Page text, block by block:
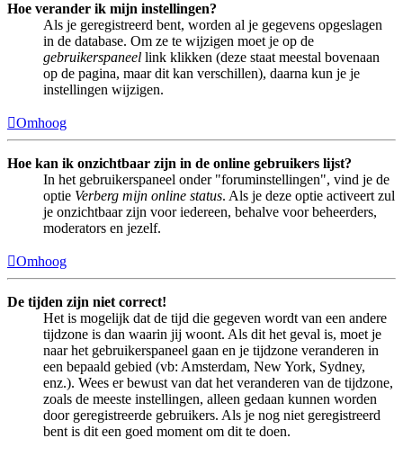
Hoe verander ik mijn instellingen?
Als je geregistreerd bent, worden al je gegevens opgeslagen
in de database. Om ze te wijzigen moet je op de
gebruikerspaneel link klikken (deze staat meestal bovenaan
op de pagina, maar dit kan verschillen), daarna kun je je
instellingen wijzigen.
Omhoog
Hoe kan ik onzichtbaar zijn in de online gebruikers lijst?
In het gebruikerspaneel onder "foruminstellingen", vind je de
optie Verberg mijn online status. Als je deze optie activeert zul
je onzichtbaar zijn voor iedereen, behalve voor beheerders,
moderators en jezelf.
Omhoog
De tijden zijn niet correct!
Het is mogelijk dat de tijd die gegeven wordt van een andere
tijdzone is dan waarin jij woont. Als dit het geval is, moet je
naar het gebruikerspaneel gaan en je tijdzone veranderen in
een bepaald gebied (vb: Amsterdam, New York, Sydney,
enz.). Wees er bewust van dat het veranderen van de tijdzone,
zoals de meeste instellingen, alleen gedaan kunnen worden
door geregistreerde gebruikers. Als je nog niet geregistreerd
bent is dit een goed moment om dit te doen.